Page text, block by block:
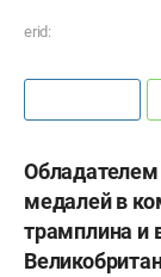
erid:
медалей в
трамплина и